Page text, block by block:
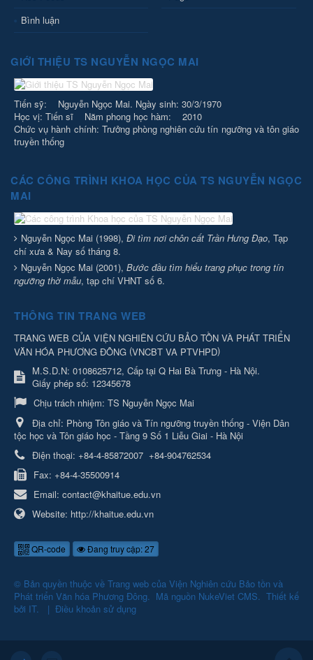
Bình luận
GIỚI THIỆU TS NGUYỄN NGỌC MAI
Tiến sỹ: Nguyễn Ngọc Mai. Ngày sinh: 30/3/1970
Học vị: Tiến sĩ Năm phong học hàm: 2010
Chức vụ hành chính: Trưởng phòng nghiên cứu tín ngưỡng và tôn giáo
truyền thống
CÁC CÔNG TRÌNH KHOA HỌC CỦA TS NGUYỄN NGỌC
MAI
Nguyễn Ngọc Mai (1998), Đi tìm nơi chôn cất Trần Hưng Đạo, Tạp
chí xưa & Nay số tháng 8.
Nguyễn Ngọc Mai (2001), Bước đầu tìm hiểu trang phục trong tín
ngưỡng thờ mẫu, tạp chí VHNT số 6.
THÔNG TIN TRANG WEB
TRANG WEB CỦA VIỆN NGHIÊN CỨU BẢO TỒN VÀ PHÁT TRIỂN
VĂN HÓA PHƯƠNG ĐÔNG (VNCBT VA PTVHPD)
M.S.D.N: 0108625712, Cấp tại Q Hai Bà Trưng - Hà Nội.
Giấy phép số: 12345678
Chịu trách nhiệm: TS Nguyễn Ngọc Mai
Địa chỉ: Phòng Tôn giáo và Tín ngưỡng truyền thống - Viện Dân
tộc học và Tôn giáo học - Tầng 9 Số 1 Liễu Giai - Hà Nội
Điện thoại: +84-4-85872007 +84-904762534
Fax: +84-4-35500914
Email: contact@khaitue.edu.vn
Website: http://khaitue.edu.vn
QR-code Đang truy cập: 27
© Bản quyền thuộc về Trang web của Viện Nghiên cứu Bảo tồn và
Phát triển Văn hóa Phương Đông. Mã nguồn NukeViet CMS. Thiết kế
bởi IT. | Điều khoản sử dụng